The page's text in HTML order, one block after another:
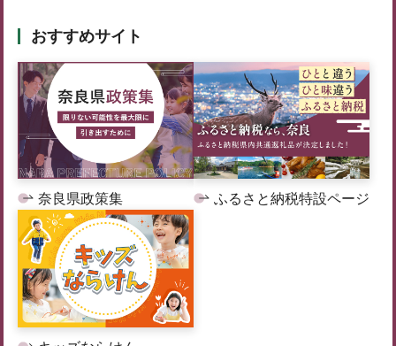
おすすめサイト
奈良県政策集 ふるさと納税特設ページ